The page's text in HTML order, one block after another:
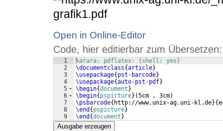
Open in Online-Editor
Code, hier editierbar zum Übersetzen:
1
2
3
4
5
6
7
8
9
%arara: pdflatex: {shell: yes}
\documentclass{article}
\usepackage{ pst-barcode}
\usepackage{auto-pst-pdf}
\begin{document }
\begin{ pspicture} (5cm , 3cm)
\psbarcode{ http://www.unix-ag.uni-kl.de}{
\end { pspicture}
\end {document }
Ausgabe erzeugen